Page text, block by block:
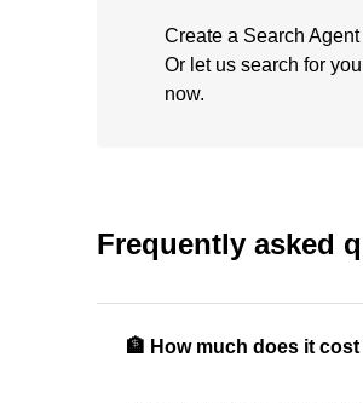
Create a Search
Or let us search for
now.
Frequently asked
🏦 How much does it